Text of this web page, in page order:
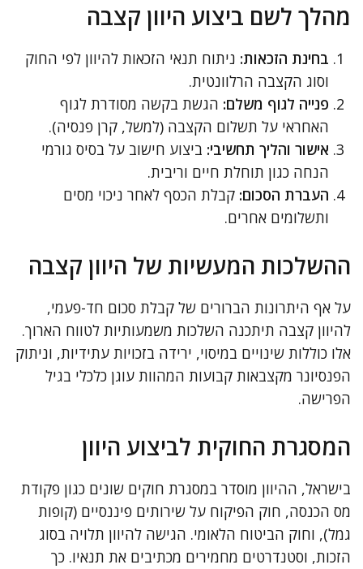
מהלך לשם ביצוע היוון קצבה
בחינת הזכאות: ניתוח תנאי הזכאות להיוון לפי החוק
וסוג הקצבה הרלוונטית.
פנייה לגוף משלם: הגשת בקשה מסודרת לגוף
האחראי על תשלום הקצבה (למשל, קרן פנסיה).
אישור והליך תחשיבי: ביצוע חישוב על בסיס גורמי
הנחה כגון תוחלת חיים וריבית.
העברת הסכום: קבלת הכסף לאחר ניכוי מסים
ותשלומים אחרים.
ההשלכות המעשיות של היוון קצבה
על אף היתרונות הברורים של קבלת סכום חד-פעמי,
להיוון קצבה תיתכנה השלכות משמעותיות לטווח הארוך.
אלו כוללות שינויים במיסוי, ירידה בזכויות עתידיות, וניתוק
הפנסיונר מקצבאות קבועות המהוות עוגן כלכלי בגיל
הפרישה.
המסגרת החוקית לביצוע היוון
בישראל, ההיוון מוסדר במסגרת חוקים שונים כגון פקודת
מס הכנסה, חוק הפיקוח על שירותים פיננסיים (קופות
גמל), וחוק הביטוח הלאומי. הגישה להיוון תלויה בסוג
הזכות, וסטנדרטים מחמירים מכתיבים את תנאיו. כך